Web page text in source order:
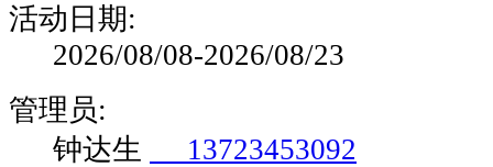
活动日期:
2026/08/08-2026/08/23
管理员:
钟达生
13723453092